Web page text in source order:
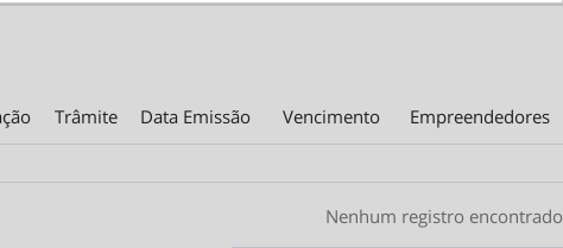
Trâmite Data Emissão Vencimento Empreendedores
Nenhum registro encontrado